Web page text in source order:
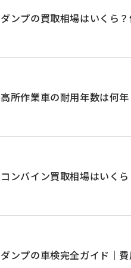
ダンプの買取相場はいくら
高所作業車の耐用年数は何
コンバイン買取相場はいく
ダンプの車検完全ガイド｜